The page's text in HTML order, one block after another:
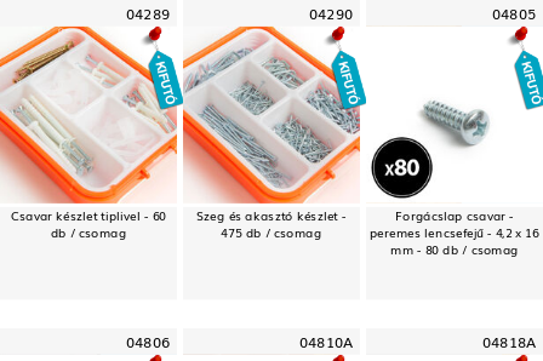
04289
Csavar készlet tiplivel - 60
db / csomag
04290
Szeg és akasztó készlet -
475 db / csomag
04805
Forgácslap csavar -
peremes lencsefejű - 4,2 x 16
mm - 80 db / csomag
04806 04810A 04818A